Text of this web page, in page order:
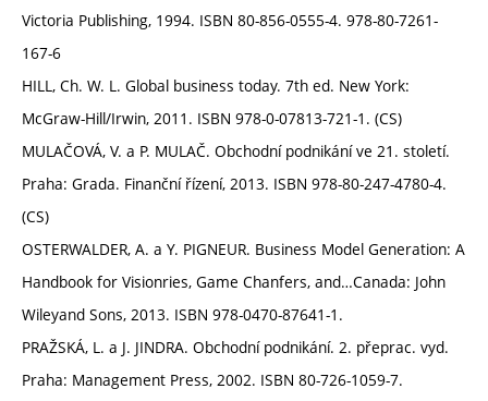
Victoria Publishing, 1994. ISBN 80-856-0555-4. 978-80-7261-
167-6
HILL, Ch. W. L. Global business today. 7th ed. New York:
McGraw-Hill/Irwin, 2011. ISBN 978-0-07813-721-1. (CS)
MULAČOVÁ, V. a P. MULAČ. Obchodní podnikání ve 21. století.
Praha: Grada. Finanční řízení, 2013. ISBN 978-80-247-4780-4.
(CS)
OSTERWALDER, A. a Y. PIGNEUR. Business Model Generation: A
Handbook for Visionries, Game Chanfers, and…Canada: John
Wileyand Sons, 2013. ISBN 978-0470-87641-1.
PRAŽSKÁ, L. a J. JINDRA. Obchodní podnikání. 2. přeprac. vyd.
Praha: Management Press, 2002. ISBN 80-726-1059-7.